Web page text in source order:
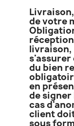
de votre
réception
s'assurer
du bien
en
de signer
cas
client
sous